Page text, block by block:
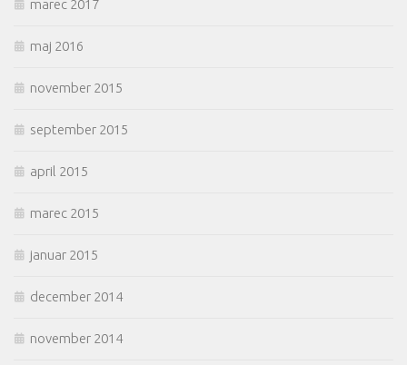
marec 2017
maj 2016
november 2015
september 2015
april 2015
marec 2015
januar 2015
december 2014
november 2014